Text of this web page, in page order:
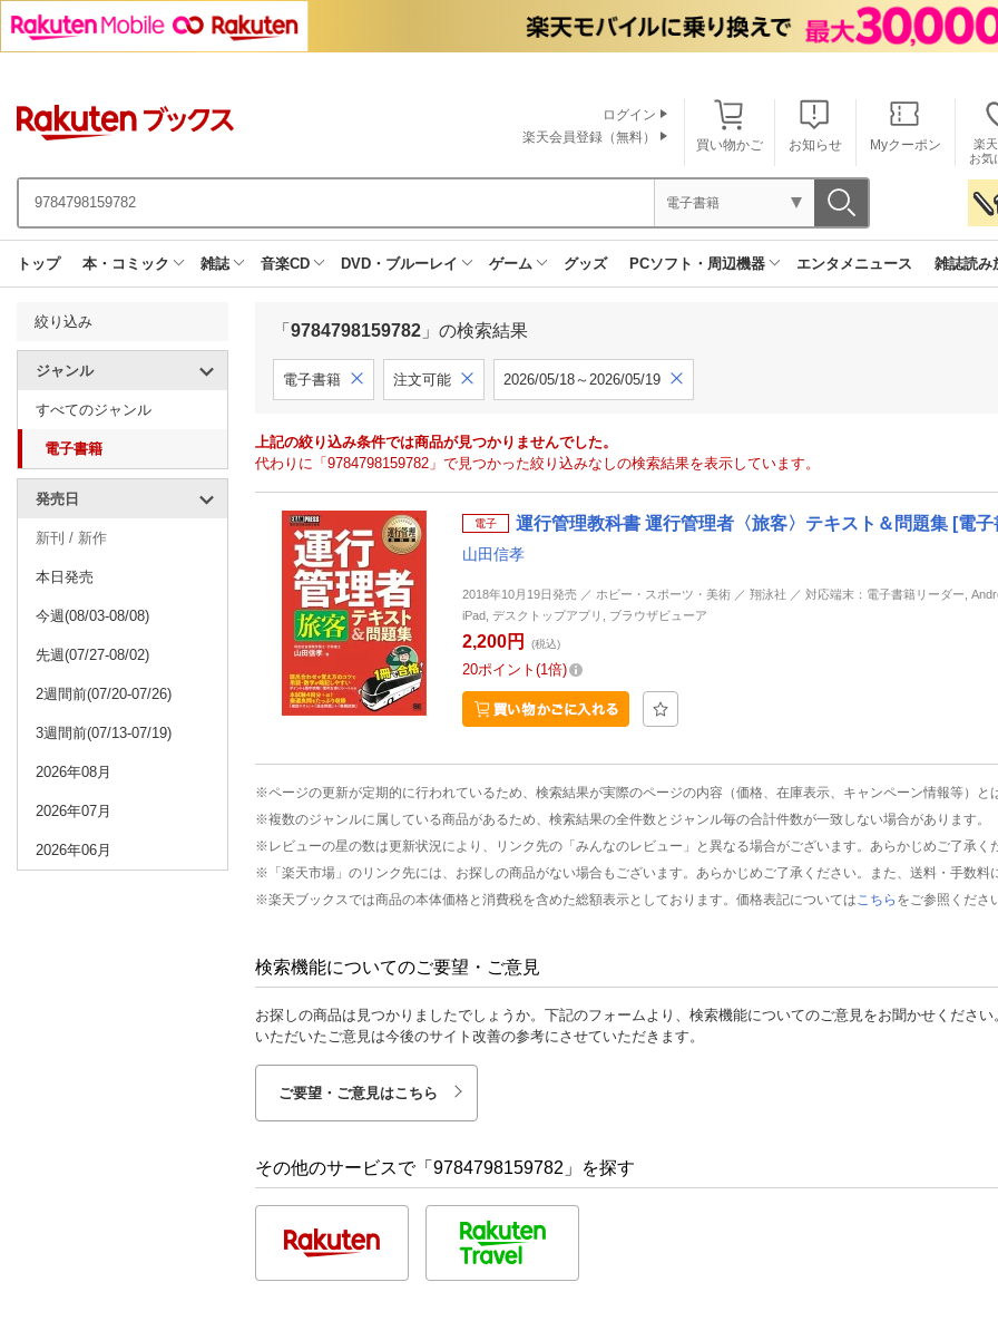
買い物かご お知らせ Myクーポン
楽
お気
ログイン
楽天会員登録（無料）
電子書籍
トップ 本・コミック 雑誌 音楽CD DVD・ブルーレイ ゲーム グッズ PCソフト・周辺機器 エンタメニュース 雑誌読み
絞り込み
ジャンル
すべてのジャンル
電子書籍
発売日
新刊 / 新作
本日発売
今週(08/03-08/08)
先週(07/27-08/02)
2週間前(07/20-07/26)
3週間前(07/13-07/19)
2026年08月
2026年07月
2026年06月
「 9784798159782 」の検索結果
電子書籍 注文可能 2026/05/18～2026/05/19
上記の絞り込み条件では商品が見つかりませんでした。
代わりに「9784798159782」で見つかった絞り込みなしの検索結果を表示しています。
電子 運行管理教科書 運行管理者〈旅客〉テキスト＆問題集 [電子
山田信孝
2018年10月19日発売 ／ ホビー・スポーツ・美術 ／ 翔泳社 ／ 対応端末：電子書籍リーダー,
iPad, デスクトップアプリ, ブラウザビューア
2,200円 (税込)
20ポイント 1倍
※ページの更新が定期的に行われているため、検索結果が実際のページの内容（価格、在庫表示、キャンペーン情報等）と
※複数のジャンルに属している商品があるため、検索結果の全件数とジャンル毎の合計件数が一致しない場合があります。
※レビューの星の数は更新状況により、リンク先の「みんなのレビュー」と異なる場合がございます。あらかじめご了承く
※「楽天市場」のリンク先には、お探しの商品がない場合もございます。あらかじめご了承ください。また、送料・手数料
※楽天ブックスでは商品の本体価格と消費税を含めた総額表示としております。価格表記については こちら をご参照くださ
検索機能についてのご要望・ご意見
お探しの商品は見つかりましたでしょうか。下記のフォームより、検索機能についてのご意見をお聞かせください
いただいたご意見は今後のサイト改善の参考にさせていただきます。
ご要望・ご意見はこちら
その他のサービスで「9784798159782」を探す